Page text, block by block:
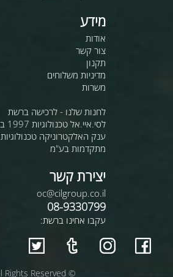
מידע
אודות
צור קשר
תקנון
מדיניות משלוחים
משרות
לחנות שלנו - לרכישה ברשת
לסי.איי.אל טכנולוגיות 1997 בע"מ
ענק האלקטרוניקה טכנולוגיות
מתקדמות בע"מ
יצירת קשר
oc@cilgroup.co.il
08-9330799
עקבו אחינו ברשת:
© All Rights Reserved